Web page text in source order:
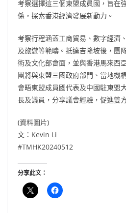
考察選擇這三個東盟成員國，旨在
係，探索香港經濟發展新動力。
考察行程涵蓋工商貿易、數字經濟
及旅遊等範疇。抵達吉隆坡後，團
術及文化部會面，並與香港馬來西
團將與東盟三國政府部門、當地機
會晤東盟成員國代表及中國駐東盟
長及議員，分享議會經驗，促進雙
(資料圖片)
文：Kevin Li
#TMHK20240512
分享此文：